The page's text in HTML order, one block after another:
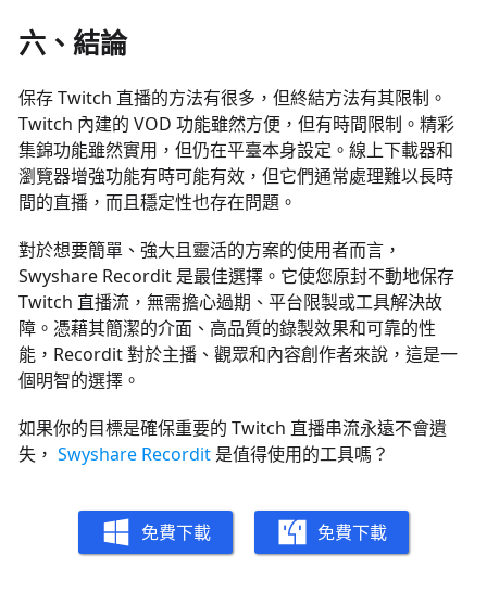
六、結論
保存 Twitch 直播的方法有很多，但終結方法有其限制。
Twitch 內建的 VOD 功能雖然方便，但有時間限制。精彩
集錦功能雖然實用，但仍在平臺本身設定。線上下載器和
瀏覽器增強功能有時可能有效，但它們通常處理難以長時
間的直播，而且穩定性也存在問題。
對於想要簡單、強大且靈活的方案的使用者而言，
Swyshare Recordit 是最佳選擇。它使您原封不動地保存
Twitch 直播流，無需擔心過期、平台限製或工具解決故
障。憑藉其簡潔的介面、高品質的錄製效果和可靠的性
能，Recordit 對於主播、觀眾和內容創作者來說，這是一
個明智的選擇。
如果你的目標是確保重要的 Twitch 直播串流永遠不會遺
失， Swyshare Recordit 是值得使用的工具嗎？
免費下載 免費下載